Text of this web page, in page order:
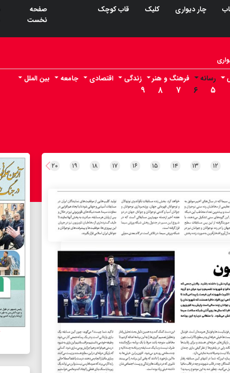
چار دیواری کلیک
قاب کوچک
صفحه
نخست
رسانه
۵ ۶ ۷ ۸ ۹
فرهنگ و هنر زندگی اقتصادی جامعه
بین الملل
۱۲ ۱۳ ۱۴ ۱۵ ۱۶ ۱۷ ۱۸ ۱۹ ۲۰